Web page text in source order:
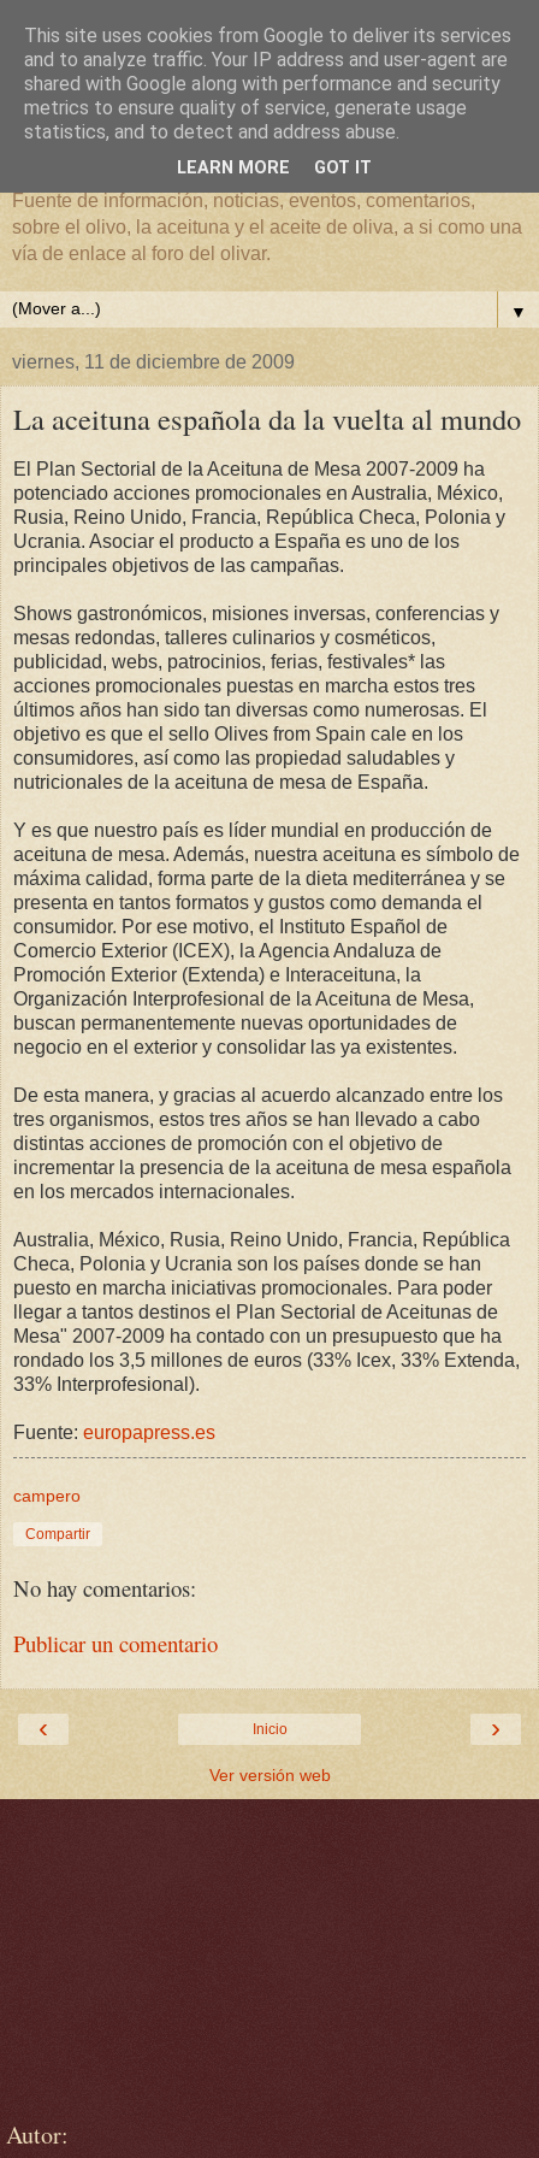
El mundo del Olivar
Fuente de información, noticias, eventos, comentarios,
sobre el olivo, la aceituna y el aceite de oliva, a si como una
vía de enlace al foro del olivar.
▼
viernes, 11 de diciembre de 2009
La aceituna española da la vuelta al mundo
El Plan Sectorial de la Aceituna de Mesa 2007-2009 ha
potenciado acciones promocionales en Australia, México,
Rusia, Reino Unido, Francia, República Checa, Polonia y
Ucrania. Asociar el producto a España es uno de los
principales objetivos de las campañas.
Shows gastronómicos, misiones inversas, conferencias y
mesas redondas, talleres culinarios y cosméticos,
publicidad, webs, patrocinios, ferias, festivales* las
acciones promocionales puestas en marcha estos tres
últimos años han sido tan diversas como numerosas. El
objetivo es que el sello Olives from Spain cale en los
consumidores, así como las propiedad saludables y
nutricionales de la aceituna de mesa de España.
Y es que nuestro país es líder mundial en producción de
aceituna de mesa. Además, nuestra aceituna es símbolo de
máxima calidad, forma parte de la dieta mediterránea y se
presenta en tantos formatos y gustos como demanda el
consumidor. Por ese motivo, el Instituto Español de
Comercio Exterior (ICEX), la Agencia Andaluza de
Promoción Exterior (Extenda) e Interaceituna, la
Organización Interprofesional de la Aceituna de Mesa,
buscan permanentemente nuevas oportunidades de
negocio en el exterior y consolidar las ya existentes.
De esta manera, y gracias al acuerdo alcanzado entre los
tres organismos, estos tres años se han llevado a cabo
distintas acciones de promoción con el objetivo de
incrementar la presencia de la aceituna de mesa española
en los mercados internacionales.
Australia, México, Rusia, Reino Unido, Francia, República
Checa, Polonia y Ucrania son los países donde se han
puesto en marcha iniciativas promocionales. Para poder
llegar a tantos destinos el Plan Sectorial de Aceitunas de
Mesa" 2007-2009 ha contado con un presupuesto que ha
rondado los 3,5 millones de euros (33% Icex, 33% Extenda,
33% Interprofesional).
Fuente: europapress.es
campero
Compartir
No hay comentarios:
Publicar un comentario
‹ ›
Inicio
Ver versión web
Autor:
This site uses cookies from Google to deliver its services
and to analyze traffic. Your IP address and user-agent are
shared with Google along with performance and security
metrics to ensure quality of service, generate usage
statistics, and to detect and address abuse.
LEARN MORE GOT IT